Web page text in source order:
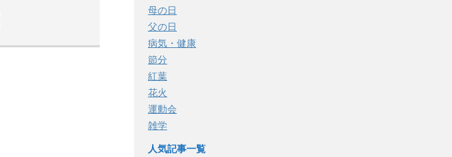
母の日
父の日
病気・健康
節分
紅葉
花火
運動会
雑学
人気記事一覧